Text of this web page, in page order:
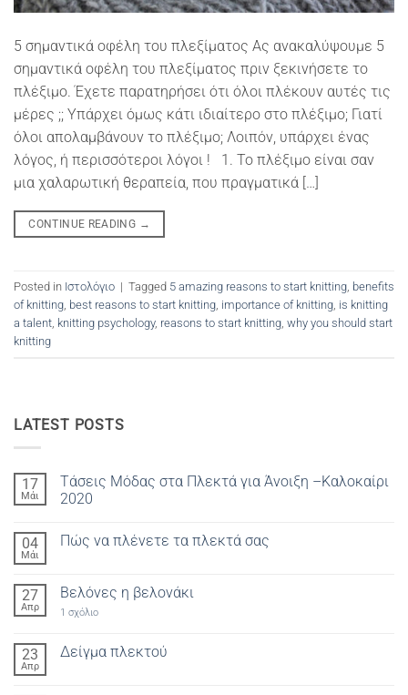
5 σημαντικά οφέλη του πλεξίματος Ας ανακαλύψουμε 5
σημαντικά οφέλη του πλεξίματος πριν ξεκινήσετε το
πλέξιμο. Έχετε παρατηρήσει ότι όλοι πλέκουν αυτές τις
μέρες ;; Υπάρχει όμως κάτι ιδιαίτερο στο πλέξιμο; Γιατί
όλοι απολαμβάνουν το πλέξιμο; Λοιπόν, υπάρχει ένας
λόγος, ή περισσότεροι λόγοι ! 1. Το πλέξιμο είναι σαν
μια χαλαρωτική θεραπεία, που πραγματικά […]
CONTINUE READING →
Posted in Ιστολόγιο | Tagged 5 amazing reasons to start knitting benefits
of knitting best reasons to start knitting importance of knitting is knitting
a talent knitting psychology, reasons to start knitting why you should start
knitting
LATEST POSTS
17
Μάι
Τάσεις Μόδας στα Πλεκτά για Άνοιξη –Καλοκαίρι
2020
σχόλια
στα
Πλεκτά
για
Καλοκαίρι
2020
04
Μάι
Πώς να πλένετε τα πλεκτά σας
στο
Πώς
να
πλεκτά
27
Απρ
Βελόνες η βελονάκι
1 σχόλιοστο
βελονάκι
23
Απρ
Δείγμα πλεκτού